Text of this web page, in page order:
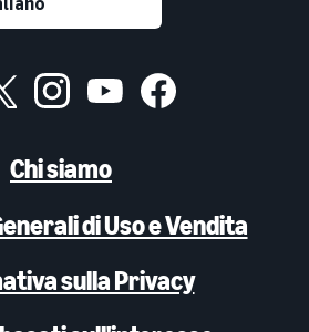
Chi siamo
di Uso e Vendita
sulla Privacy